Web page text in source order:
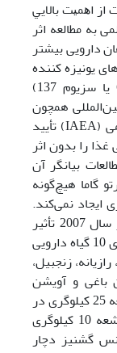
از اﻫﻤﻴﺖ ﺑﺎﻻﻳﻲ
به مطالعه اثر
دارویی بیشتر
یونیزه کننده
مانند پرتو گاما (ساطع شده از کبالت 60 یا سزیوم ‌137)
همچون
FAO، WHO و آژانس بین‌المللی انرژی اتمی (IAEA) تأیید
را بدون اثر
بیانگر آن
از پرتو گاما هیچ‌گونه
ایجاد نمی‌کند.
در مطالعه Salehi Surmaghi و همکاران در سال 2007 تأثیر
پرتوتابی (گاما) با شدت 10 و 25 کیلوگری روی 10 گیاه دارویی
زنجبیل،
باغی و آویشن
شیرازی مشخص گردید که در 9 گیاه با اشعه 25 کیلو‌گری در
دو حالت بدون تغییر مانده بود. البته با اشعه 10 کیلوگری
گشنیز دچار